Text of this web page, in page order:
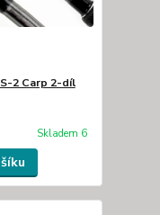
2 Carp 2-díl
Skladem 6